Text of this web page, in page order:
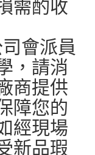
需酌收
會派員
，請消
商提供
障您的
經現場
新品瑕